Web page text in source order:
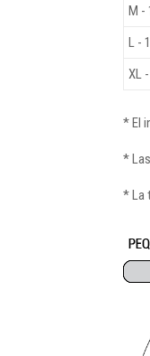
M -
L -
XL
* El
*
* La